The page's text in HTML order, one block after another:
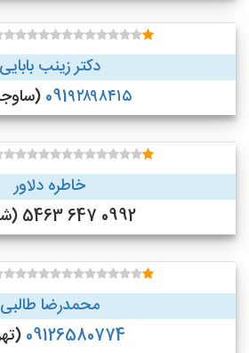
دکتر زینب بابایی
091۹۲۸۹۸۴۱۵
خاطره دلاور
0992 647 5463 (شهریار)
محمدرضا طالبی
09126580774